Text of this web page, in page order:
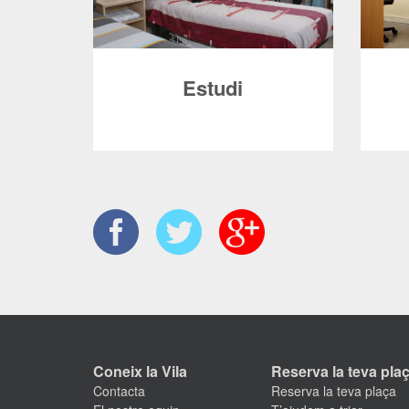
Estudi
Es poden reservar en modalitat
Coneix la Vila
Contacta
Reserva la teva
Reserva la teva plaça